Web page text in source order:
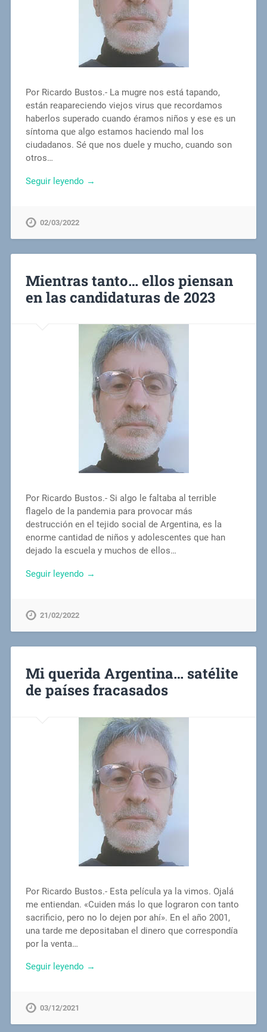
Por Ricardo Bustos.- La mugre nos está tapando,
están reapareciendo viejos virus que recordamos
haberlos superado cuando éramos niños y ese es un
síntoma que algo estamos haciendo mal los
ciudadanos. Sé que nos duele y mucho, cuando son
otros…
Seguir leyendo →
02/03/2022
Mientras tanto… ellos piensan
en las candidaturas de 2023
Por Ricardo Bustos.- Si algo le faltaba al terrible
flagelo de la pandemia para provocar más
destrucción en el tejido social de Argentina, es la
enorme cantidad de niños y adolescentes que han
dejado la escuela y muchos de ellos…
Seguir leyendo →
21/02/2022
Mi querida Argentina… satélite
de países fracasados
Por Ricardo Bustos.- Esta película ya la vimos. Ojalá
me entiendan. «Cuiden más lo que lograron con tanto
sacrificio, pero no lo dejen por ahí». En el año 2001,
una tarde me depositaban el dinero que correspondía
por la venta…
Seguir leyendo →
03/12/2021